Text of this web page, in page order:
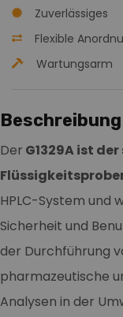
Zuverlässiges
Flexible
Wartungsarm
Beschreibung
Der G1329A ist
HPLC-System und
Sicherheit und
der Durchführung
pharmazeutische
Analysen in der